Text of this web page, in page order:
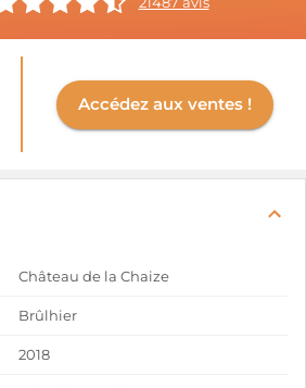
Accédez aux ventes !
Château de la Chaize
Brûlhier
2018